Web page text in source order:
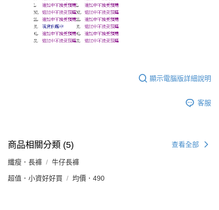
顯示電腦版詳細說明
客服
商品相關分類 (5) 查看全部
纖瘦．長褲 牛仔長褲
超值．小資好好買 均價．490